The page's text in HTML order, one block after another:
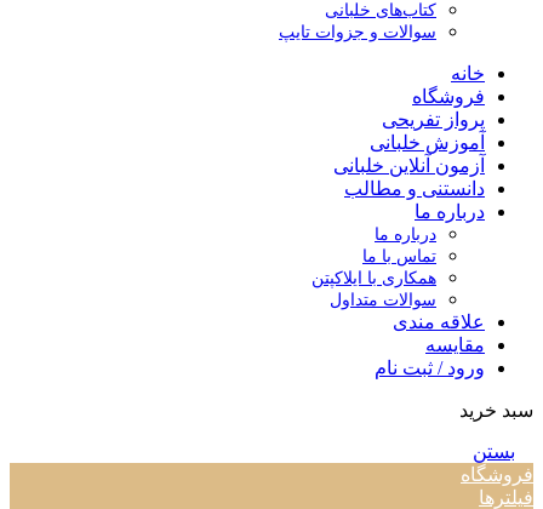
کتاب‌های خلبانی
سوالات و جزوات تایپ
خانه
فروشگاه
پرواز تفریحی
آموزش خلبانی
آزمون آنلاین خلبانی
دانستنی و مطالب
درباره ما
درباره ما
تماس با ما
همکاری با ایلاکپتن
سوالات متداول
علاقه مندی
مقایسه
ورود / ثبت نام
سبد خرید
بستن
فروشگاه
فیلترها